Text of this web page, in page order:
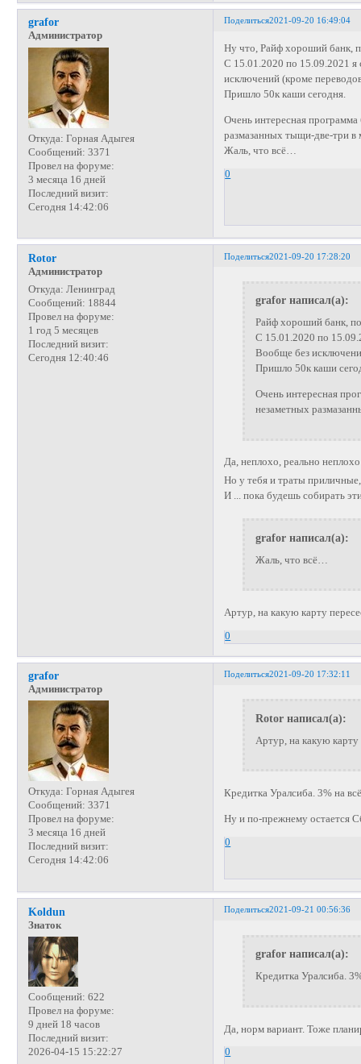
Поделиться2021-09-20 16:49:04
grafor
Администратор
Откуда: Горная Адыгея
Сообщений: 3371
Провел на форуме:
3 месяца 16 дней
Последний визит:
Сегодня 14:42:06
Ну что, Райф хороший банк,
С 15.01.2020 по 15.09.2021
исключений (кроме
Пришло 50к каши сегодня.
Очень интересная
размазанных тыщи-две-три в
Жаль, что всё…
0
Поделиться2021-09-20 17:28:20
Rotor
Администратор
Откуда: Ленинград
Сообщений: 18844
Провел на форуме:
1 год 5 месяцев
Последний визит:
Сегодня 12:40:46
grafor написал(а):
Райф хороший банк,
С 15.01.2020 по
Вообще без
Пришло 50к каши
Очень интересная
незаметных
Да, неплохо, реально
Но у тебя и траты
И ... пока будешь собирать
grafor написал(а):
Жаль, что всё…
Артур, на какую карту
0
Поделиться2021-09-20 17:32:11
grafor
Администратор
Откуда: Горная Адыгея
Сообщений: 3371
Провел на форуме:
3 месяца 16 дней
Последний визит:
Сегодня 14:42:06
Rotor написал(а):
Артур, на какую карту
Кредитка Уралсиба. 3% на
Ну и по-прежнему остается
0
Поделиться2021-09-21 00:56:36
Koldun
Знаток
Сообщений: 622
Провел на форуме:
9 дней 18 часов
Последний визит:
2026-04-15 15:22:27
grafor написал(а):
Кредитка Уралсиба.
Да, норм вариант. Тоже
0